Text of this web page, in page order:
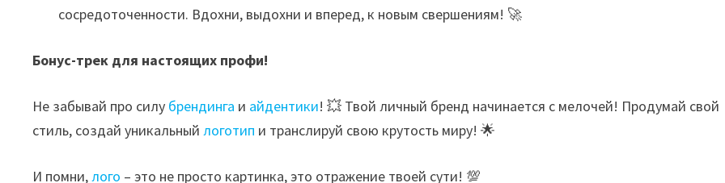
сосредоточенности. Вдохни, выдохни и вперед, к новым свершениям! 🚀
Бонус-трек для настоящих профи!
Не забывай про силу брендинга и айдентики! 💥 Твой личный бренд начинается с мелочей! Продумай свой
стиль, создай уникальныйлоготип и транслируй свою крутость миру! 🌟
И помни,лого – это не просто картинка, это отражение твоей сути! 💯